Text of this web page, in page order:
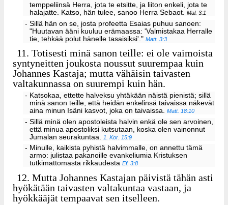
temppeliinsä Herra, jota te etsitte, ja liiton enkeli, jota te
halajatte. Katso, hän tulee, sanoo Herra Sebaot.Mal. 3:1
- Sillä hän on se, josta profeetta Esaias puhuu sanoen:
"Huutavan ääni kuuluu erämaassa: 'Valmistakaa Herralle
tie, tehkää polut hänelle tasaisiksi'."Matt. 3:3
11. Totisesti minä sanon teille: ei ole vaimoista
syntyneitten joukosta noussut suurempaa kuin
Johannes Kastaja; mutta vähäisin taivasten
valtakunnassa on suurempi kuin hän.
- Katsokaa, ettette halveksu yhtäkään näistä pienistä; sillä
minä sanon teille, että heidän enkelinsä taivaissa näkevät
aina minun Isäni kasvot, joka on taivaissa.Matt. 18:10
- Sillä minä olen apostoleista halvin enkä ole sen arvoinen,
että minua apostoliksi kutsutaan, koska olen vainonnut
Jumalan seurakuntaa.
1. Kor. 15:9
- Minulle, kaikista pyhistä halvimmalle, on annettu tämä
armo: julistaa pakanoille evankeliumia Kristuksen
tutkimattomasta rikkaudestaEf. 3:8
12. Mutta Johannes Kastajan päivistä tähän asti
hyökätään taivasten valtakuntaa vastaan, ja
hyökkääjät tempaavat sen itselleen.